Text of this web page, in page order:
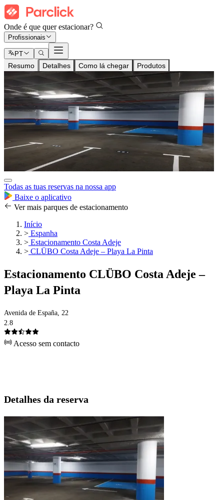
Onde é que quer estacionar?
Profissionais
PT
Resumo Detalhes Como lá chegar Produtos
Todas as tuas reservas na nossa app
Baixe o aplicativo
Ver mais parques de estacionamento
Início
> Espanha
> Estacionamento Costa Adeje
> CLÜBO Costa Adeje – Playa La Pinta
Estacionamento CLÜBO Costa Adeje –
Playa La Pinta
Avenida de España, 22
2.8
Acesso sem contacto
Detalhes da reserva